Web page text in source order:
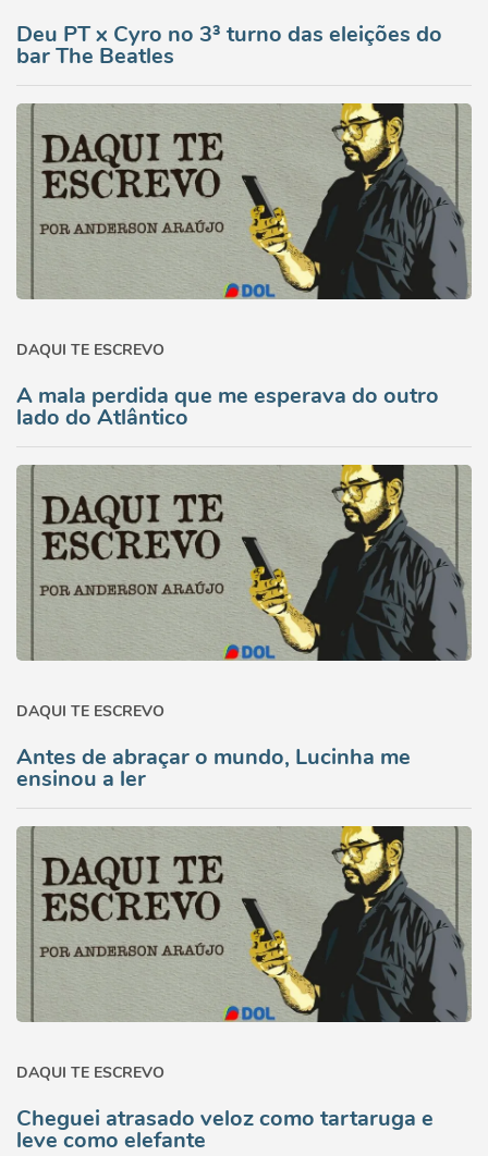
Deu PT x Cyro no 3³ turno das eleições do
bar The Beatles
DAQUI TE ESCREVO
A mala perdida que me esperava do outro
lado do Atlântico
DAQUI TE ESCREVO
Antes de abraçar o mundo, Lucinha me
ensinou a ler
DAQUI TE ESCREVO
Cheguei atrasado veloz como tartaruga e
leve como elefante